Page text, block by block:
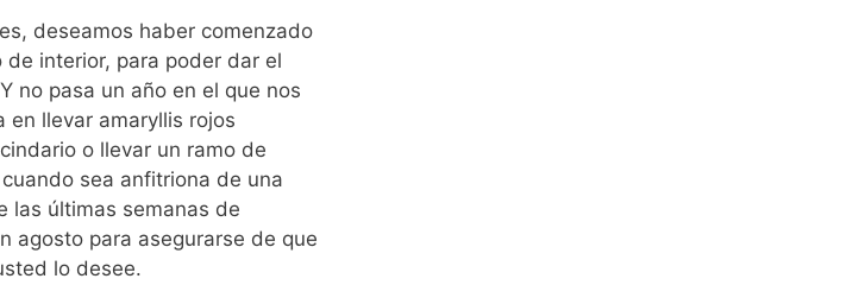
deseamos haber comenzado
interior, para poder dar el
no pasa un año en el que nos
en llevar amaryllis rojos
o llevar un ramo de
sea anfitriona de una
las últimas semanas de
agosto para asegurarse de que
lo desee.